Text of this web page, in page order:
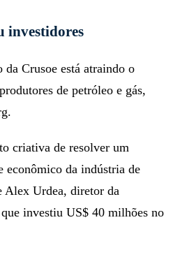
investidores
Crusoe está atraindo o
de petróleo e gás,
criativa de resolver um
econômico da indústria de
Alex Urdea, diretor da
investiu US$ 40 milhões no